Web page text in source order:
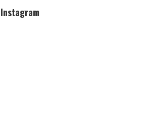
Instagram